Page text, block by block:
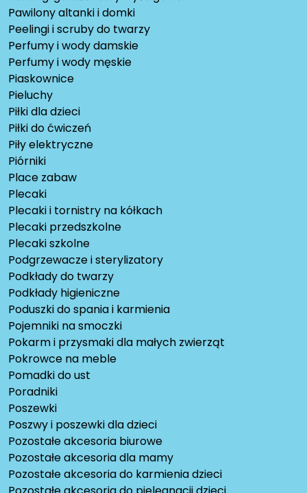
Pawilony altanki i domki
Peelingi i scruby do twarzy
Perfumy i wody damskie
Perfumy i wody męskie
Piaskownice
Pieluchy
Piłki dla dzieci
Piłki do ćwiczeń
Piły elektryczne
Piórniki
Place zabaw
Plecaki
Plecaki i tornistry na kółkach
Plecaki przedszkolne
Plecaki szkolne
Podgrzewacze i sterylizatory
Podkłady do twarzy
Podkłady higieniczne
Poduszki do spania i karmienia
Pojemniki na smoczki
Pokarm i przysmaki dla małych zwierząt
Pokrowce na meble
Pomadki do ust
Poradniki
Poszewki
Poszwy i poszewki dla dzieci
Pozostałe akcesoria biurowe
Pozostałe akcesoria dla mamy
Pozostałe akcesoria do karmienia dzieci